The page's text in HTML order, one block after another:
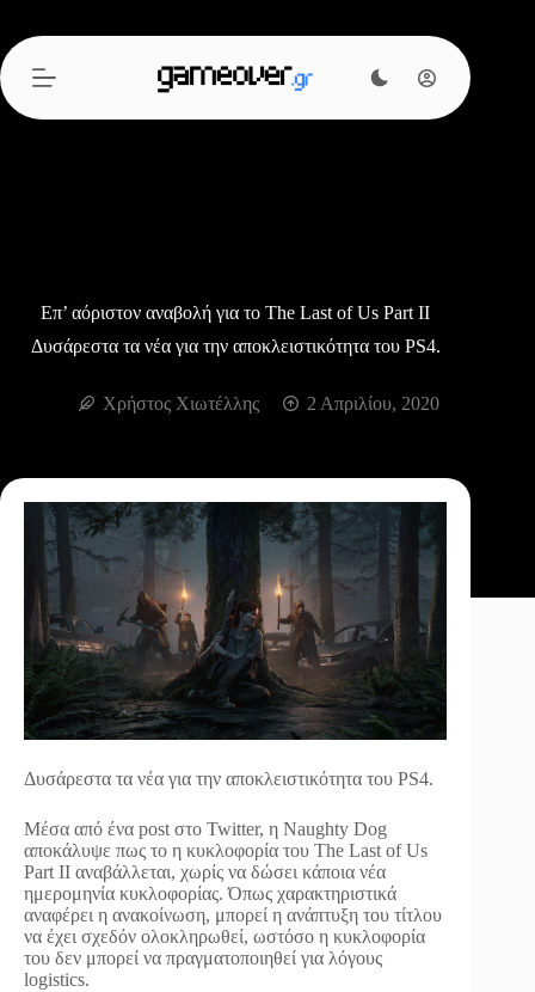
περιεχόμενο
Επ’ αόριστον αναβολή για το The Last of Us Part II
Δυσάρεστα τα νέα για την αποκλειστικότητα του PS4.
Χρήστος Χιωτέλλης 2 Απριλίου, 2020
Δυσάρεστα τα νέα για την αποκλειστικότητα του PS4.
Μέσα από ένα post στο Twitter, η Naughty Dog
αποκάλυψε πως το η κυκλοφορία του The Last of Us
Part II αναβάλλεται, χωρίς να δώσει κάποια νέα
ημερομηνία κυκλοφορίας. Όπως χαρακτηριστικά
αναφέρει η ανακοίνωση, μπορεί η ανάπτυξη του τίτλου
να έχει σχεδόν ολοκληρωθεί, ωστόσο η κυκλοφορία
του δεν μπορεί να πραγματοποιηθεί για λόγους
logistics.